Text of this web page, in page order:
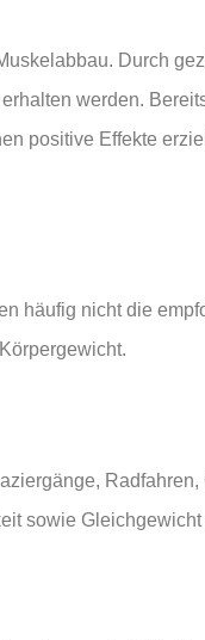
Durch
werden.
positive Effekte
häufig nicht die
Radfahren,
sowie Gleichgewicht